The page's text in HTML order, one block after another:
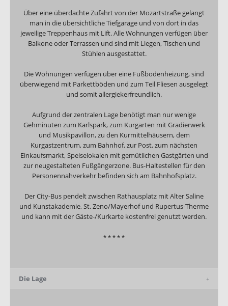
Über eine überdachte Zufahrt von der Mozartstraße gelangt
man in die übersichtliche Tiefgarage und von dort in das
jeweilige Treppenhaus mit Lift. Alle Wohnungen verfügen über
Balkone oder Terrassen und sind mit Liegen, Tischen und
Stühlen ausgestattet.
Die Wohnungen verfügen über eine Fußbodenheizung, sind
überwiegend mit Parkettböden und zum Teil Fliesen ausgelegt
und somit allergiekerfreundlich.
Aufgrund der zentralen Lage benötigt man nur wenige
Gehminuten zum Karlspark, zum Kurgarten mit Gradierwerk
und Musikpavillon, zu den Kurmittelhäusern, dem
Kurgastzentrum, zum Bahnhof, zur Post, zum nächsten
Einkaufsmarkt, Speiselokalen mit gemütlichen Gastgärten und
zur neugestalteten Fußgängerzone. Bus-Haltestellen für den
Personennahverkehr befinden sich am Bahnhofsplatz.
Der City-Bus pendelt zwischen Rathausplatz mit Alter Saline
und Kunstakademie, St. Zeno/Mayerhof und Rupertus-Therme
und kann mit der Gäste-/Kurkarte kostenfrei genutzt werden.
* * * * *
Die Lage